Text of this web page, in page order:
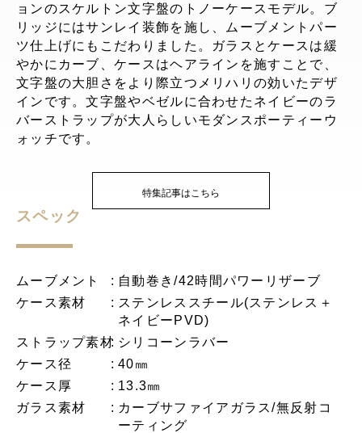
ョンのスケルトン文字盤のトノーケースモデル。ブ
リッジにはサンレイ装飾を施し、ムーブメントパー
ツ仕上げにもこだわりました。ガラスとケースは緩
やかにカーブ、ケースはヘアラインを施すことで、
文字盤の大胆さをより際立つメリハリの効いたデザ
インです。文字盤やベゼルに合わせたネイビーのラ
バーストラップが大人らしいモダンスポーティーウ
ォッチです。
特集記事はこちら
スペック
ムーブメント
自動巻き/42時間パワーリザーブ
ケース素材
ステンレススチール(ステンレス＋
ネイビーPVD)
ストラップ素材 シリコーンラバー
ケース径
40㎜
ケース厚
13.3㎜
ガラス素材
カーブサファイアガラス/無反射コ
ーティング